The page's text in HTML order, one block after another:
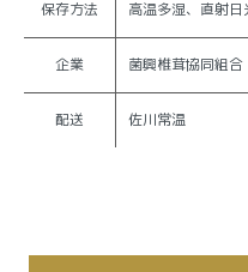
保存方法 高温多湿、直射
企業 菌興椎茸協同組合
配送 佐川常温